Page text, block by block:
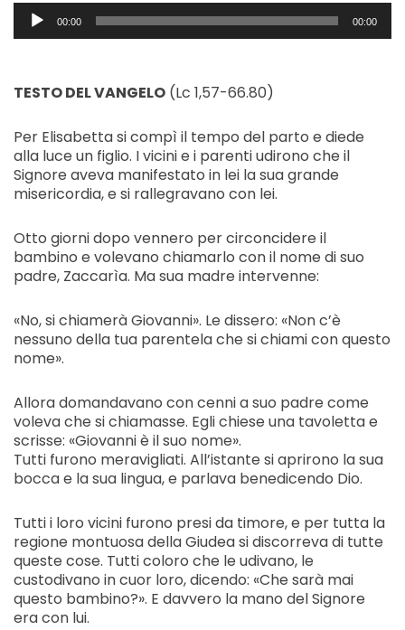
Audio
Player00:00 00:00
TESTO DEL VANGELO (Lc 1,57-66.80)
Per Elisabetta si compì il tempo del parto e diede
alla luce un figlio. I vicini e i parenti udirono che il
Signore aveva manifestato in lei la sua grande
misericordia, e si rallegravano con lei.
Otto giorni dopo vennero per circoncidere il
bambino e volevano chiamarlo con il nome di suo
padre, Zaccarìa. Ma sua madre intervenne:
«No, si chiamerà Giovanni». Le dissero: «Non c’è
nessuno della tua parentela che si chiami con questo
nome».
Allora domandavano con cenni a suo padre come
voleva che si chiamasse. Egli chiese una tavoletta e
scrisse: «Giovanni è il suo nome».
Tutti furono meravigliati. All’istante si aprirono la sua
bocca e la sua lingua, e parlava benedicendo Dio.
Tutti i loro vicini furono presi da timore, e per tutta la
regione montuosa della Giudea si discorreva di tutte
queste cose. Tutti coloro che le udivano, le
custodivano in cuor loro, dicendo: «Che sarà mai
questo bambino?». E davvero la mano del Signore
era con lui.